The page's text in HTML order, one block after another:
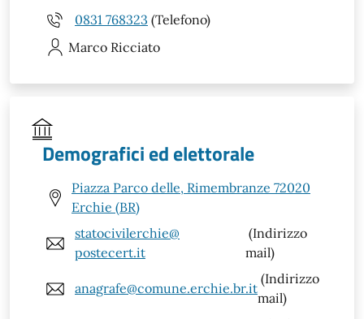
0831 768323 (Telefono)
Marco Ricciato
Demografici ed elettorale
Piazza Parco delle, Rimembranze 72020
Erchie (BR)
statocivilerchie@
postecert.it
(Indirizzo
mail)
anagrafe@comune.erchie.br.it
(Indirizzo
mail)